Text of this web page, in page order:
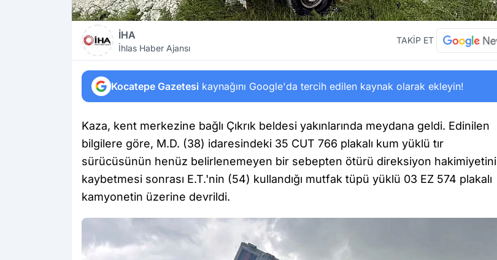
İHA
İhlas Haber Ajansı
TAKİP ET
Kocatepe Gazetesi kaynağını Google'da tercih edilen kaynak olarak ekleyin!
Kaza, kent merkezine bağlı Çıkrık beldesi yakınlarında meydana geldi. Edinilen
bilgilere göre, M.D. (38) idaresindeki 35 CUT 766 plakalı kum yüklü tır
sürücüsünün henüz belirlenemeyen bir sebepten ötürü direksiyon hakimiyetini
kaybetmesi sonrası E.T.'nin (54) kullandığı mutfak tüpü yüklü 03 EZ 574 plakalı
kamyonetin üzerine devrildi.